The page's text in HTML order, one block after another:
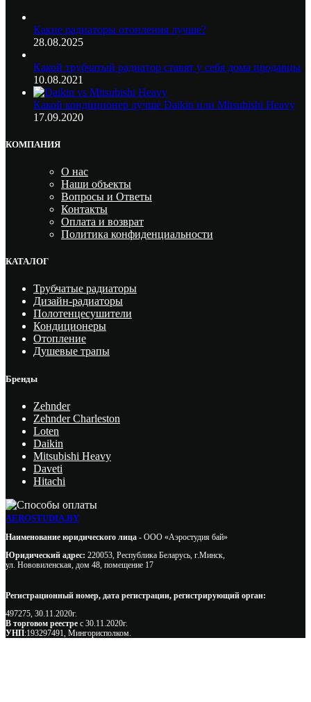
Какие радиаторы отопления лучше?
28.08.2025
Какой трубчатый радиатор ставят у себя дома продавцы
10.08.2021
Какой кондиционер лучше Daikin или Mitsubishi Heavy
17.09.2020
КОМПАНИЯ
О нас
Наши объекты
Вопросы и Ответы
Контакты
Оплата и возврат
Политика конфиденциальности
КАТАЛОГ
Трубчатые радиаторы
Дизайн-радиаторы
Полотенцесушители
Кондиционеры
Отопление
Душевые трапы
Бренды
Zehnder
Zehnder Charleston
Loten
Daikin
Mitsubishi Heavy
Daveti
Hitachi
AEROSTUDIA.BY
Наименование юридического лица - ООО «Аэростудия бай»
Юридический адрес: 220053, Республика Беларусь, г.Минск,
ул. Нововиленская, дом 48, помещение 17
Регистрационный номер, дата регистрации, регистрирующий орган:
497275, 30.11.2020г.
В торговом реестре с 30.11.2020г.
УНП:193297491, Мингорисполком.